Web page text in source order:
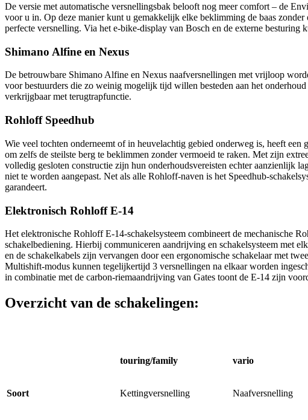
De versie met automatische versnellingsbak belooft nog meer comfort – de
voor u in. Op deze manier kunt u gemakkelijk elke beklimming de baas
perfecte versnelling. Via het e-bike-display van Bosch en de externe besturing
Shimano Alfine en Nexus
De betrouwbare Shimano Alfine en Nexus naafversnellingen met vrijloop
voor bestuurders die zo weinig mogelijk tijd willen besteden aan het
verkrijgbaar met terugtrapfunctie.
Rohloff Speedhub
Wie veel tochten onderneemt of in heuvelachtig gebied onderweg is, heeft
om zelfs de steilste berg te beklimmen zonder vermoeid te raken. Met zijn
volledig gesloten constructie zijn hun onderhoudsvereisten echter aanzienlijk
niet te worden aangepast. Net als alle Rohloff-naven is het Speedhub-
garandeert.
Elektronisch Rohloff E-14
Het elektronische Rohloff E-14-schakelsysteem combineert de mechanische
schakelbediening. Hierbij communiceren aandrijving en schakelsysteem met
en de schakelkabels zijn vervangen door een ergonomische schakelaar met
Multishift-modus kunnen tegelijkertijd 3 versnellingen na elkaar worden
in combinatie met de carbon-riemaandrijving van Gates toont de E-14 zijn
Overzicht van de schakelingen:
touring/family vario
Soort Kettingversnelling Naafversnelling